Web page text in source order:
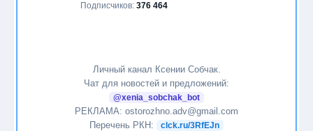
Мемы
Мотивация
Музыка
Подписчиков: 376 464
Личный канал Ксении Собчак.
Чат для новостей и предложений:
@xenia_sobchak_bot
РЕКЛАМА: ostorozhno.adv@gmail.com
Перечень РКН:
clck.ru/3RfEJn